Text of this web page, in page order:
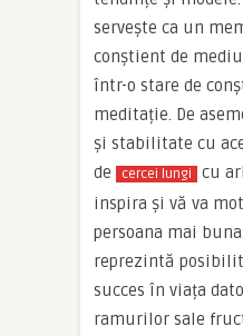
servește ca un
conștient de
într-o stare de
meditație. De
și stabilitate cu
de
cercei lungi
cu
inspira și vă va
persoana mai
reprezintă
succes în viața
ramurilor sale